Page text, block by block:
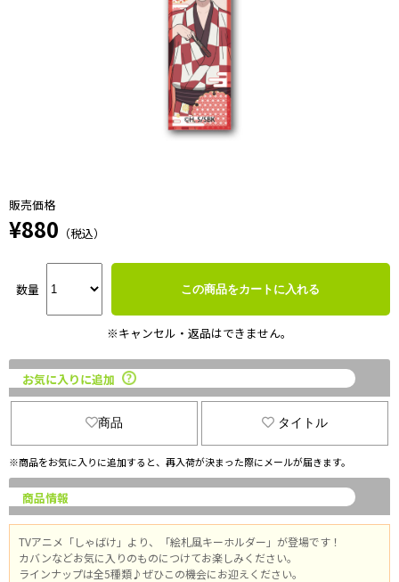
販売価格
¥880 （税込）
数量 この商品をカートに入れる
※キャンセル・返品はできません。
お気に入りに追加
商品 タイトル
※商品をお気に入りに追加すると、再入荷が決まった際にメールが届きます。
商品情報
TVアニメ「しゃばけ」より、「絵札風キーホルダー」が登場です！
カバンなどお気に入りのものにつけてお楽しみください。
ラインナップは全5種類♪ぜひこの機会にお迎えください。